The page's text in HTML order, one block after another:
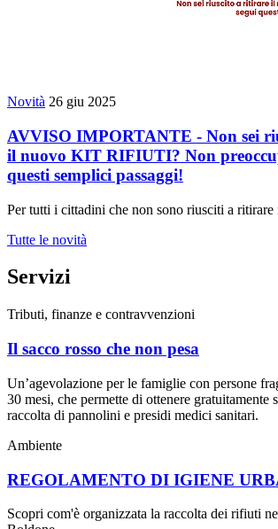
Novità 26 giu 2025
AVVISO IMPORTANTE - Non sei
il nuovo KIT RIFIUTI? Non
questi semplici passaggi!
Per tutti i cittadini che non sono riusciti a
Tutte le novità
Servizi
Tributi, finanze e contravvenzioni
Il sacco rosso che non pesa
Un’agevolazione per le famiglie con persone
30 mesi, che permette di ottenere gratuitamente
raccolta di pannolini e presidi medici sanitari.
Ambiente
REGOLAMENTO DI IGIENE
Scopri com'è organizzata la raccolta dei rifiuti